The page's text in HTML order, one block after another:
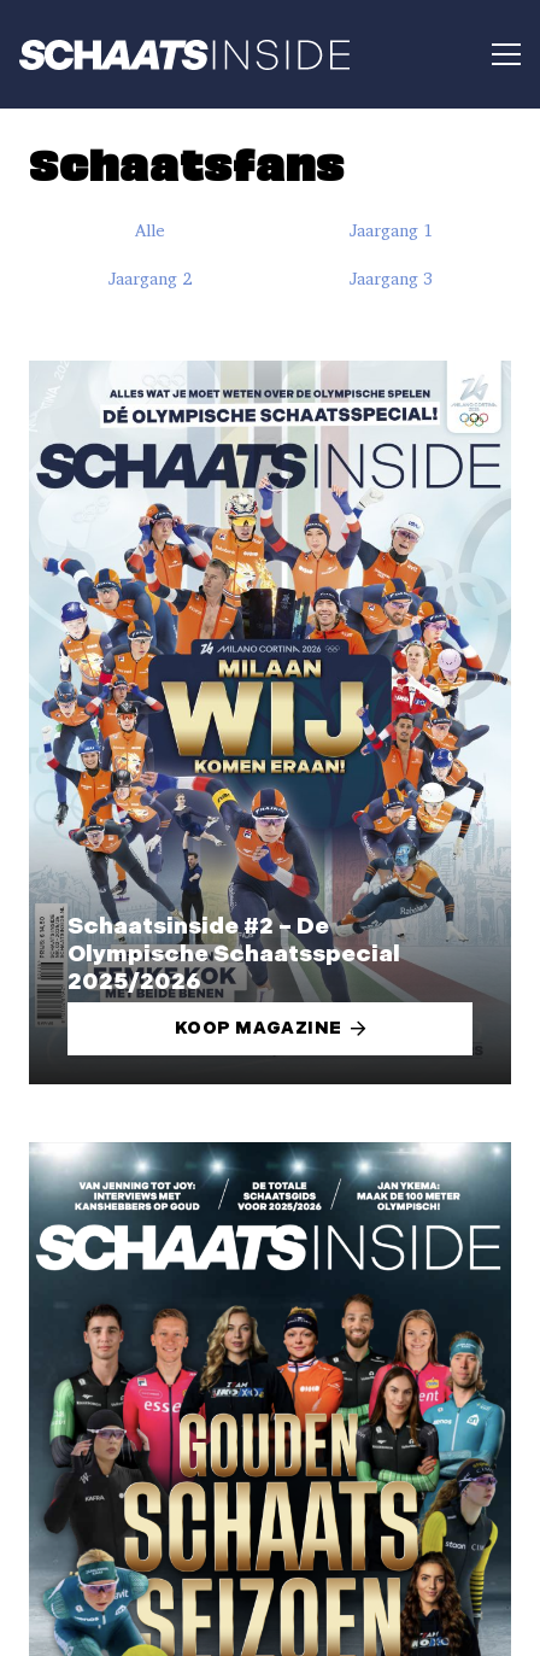
Schaatsfans
Alle Jaargang 1
Jaargang 2 Jaargang 3
Schaatsinside #2 – De
Olympische Schaatsspecial
2025/2026
KOOP MAGAZINE